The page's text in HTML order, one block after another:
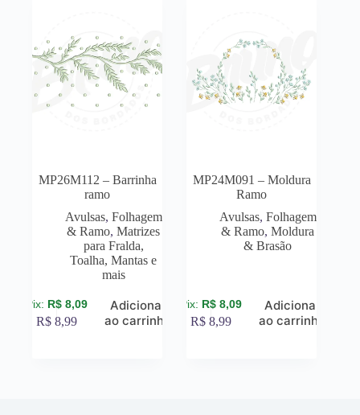
MP26M112 – Barrinha
ramo
Avulsas, Folhagem
& Ramo,Matrizes
para Fralda,
Toalha, Mantas e
mais
R$ 8,09
R$ 8,99
Adicionar
ao carrinho
MP24M091 – Moldura
Ramo
Avulsas, Folhagem
& Ramo,Moldura
& Brasão
R$ 8,09
R$ 8,99
Adicionar
ao carrinho